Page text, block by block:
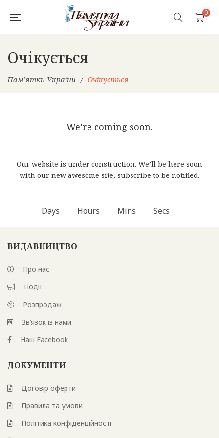
0
Очікується
Пам’ятки України / Очікується
We’re coming soon.
Our website is under construction. We’ll be here soon
with our new awesome site, subscribe to be notified.
Days Hours Mins Secs
ВИДАВНИЦТВО
Про нас
Події
Розпродаж
Зв’язок із нами
Наш Facebook
ДОКУМЕНТИ
Договір оферти
Правила та умови
Політика конфіденційності